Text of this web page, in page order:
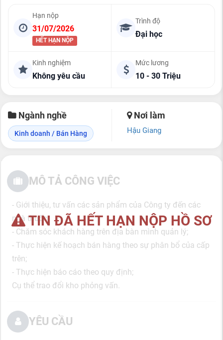
Hạn nộp
31/07/2026
HẾT HẠN NỘP
Trình độ
Đại học
Kinh nghiệm
Không yêu cầu
Mức lương
10 - 30 Triệu
Ngành nghề
Kinh doanh / Bán Hàng
Nơi làm
Hậu Giang
TIN ĐÃ HẾT HẠN NỘP HỒ SƠ
MÔ TẢ CÔNG VIỆC
- Giới thiệu, tư vấn các sản phẩm của Công ty đến các
nhà thuốc;
- Chăm sóc khách hàng trên địa bàn mình quản lý;
- Thực hiện kế hoạch bán hàng theo sự phân bổ của cấp
trên;
- Thực hiện báo cáo theo quy định;
Cụ thể trao đổi kho phỏng vấn.
YÊU CẦU